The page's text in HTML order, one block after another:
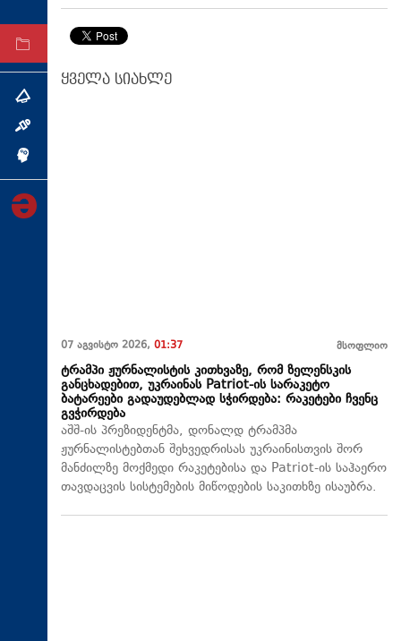
არქივი
ყველა სიახლე
07 აგვისტო 2026, 01:37 მსოფლიო
ტრამპი ჟურნალისტის კითხვაზე, რომ ზელენსკის
განცხადებით, უკრაინას Patriot-ის სარაკეტო
ბატარეები გადაუდებლად სჭირდება: რაკეტები ჩვენც
გვჭირდება
აშშ-ის პრეზიდენტმა, დონალდ ტრამპმა
ჟურნალისტებთან შეხვედრისას უკრაინისთვის შორ
მანძილზე მოქმედი რაკეტებისა და Patriot-ის საჰაერო
თავდაცვის სისტემების მიწოდების საკითხზე ისაუბრა.